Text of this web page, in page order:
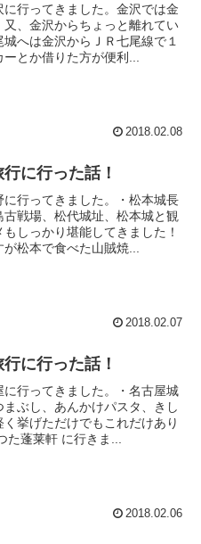
行ってきました。金沢では金
、金沢からちょっと離れてい
へは金沢からＪＲ七尾線で１
とか借りた方が便利...
2018.02.08
に行った話！
行ってきました。・松本城長
戦場、松代城址、松本城と観
しっかり堪能してきました！
松本で食べた山賊焼...
2018.02.07
に行った話！
行ってきました。・名古屋城
ぶし、あんかけパスタ、きし
挙げただけでもこれだけあり
た蓬莱軒 に行きま...
2018.02.06